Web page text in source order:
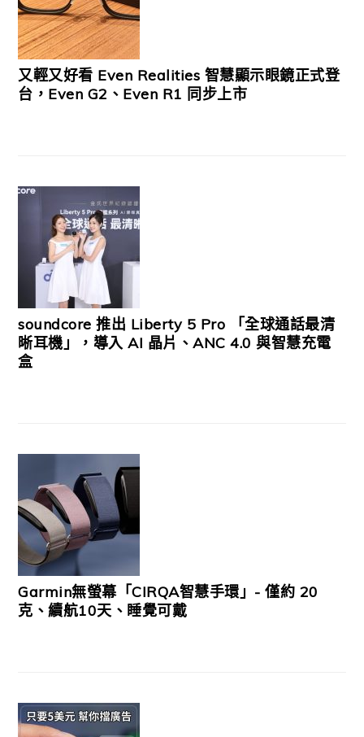
又輕又好看 Even Realities 智慧顯示眼鏡正式登
台，Even G2、Even R1 同步上市
soundcore 推出 Liberty 5 Pro 「全球通話最清
晰耳機」，導入 AI 晶片、ANC 4.0 與智慧充電
盒
Garmin無螢幕「CIRQA智慧手環」- 僅約 20
克、續航10天、睡覺可戴